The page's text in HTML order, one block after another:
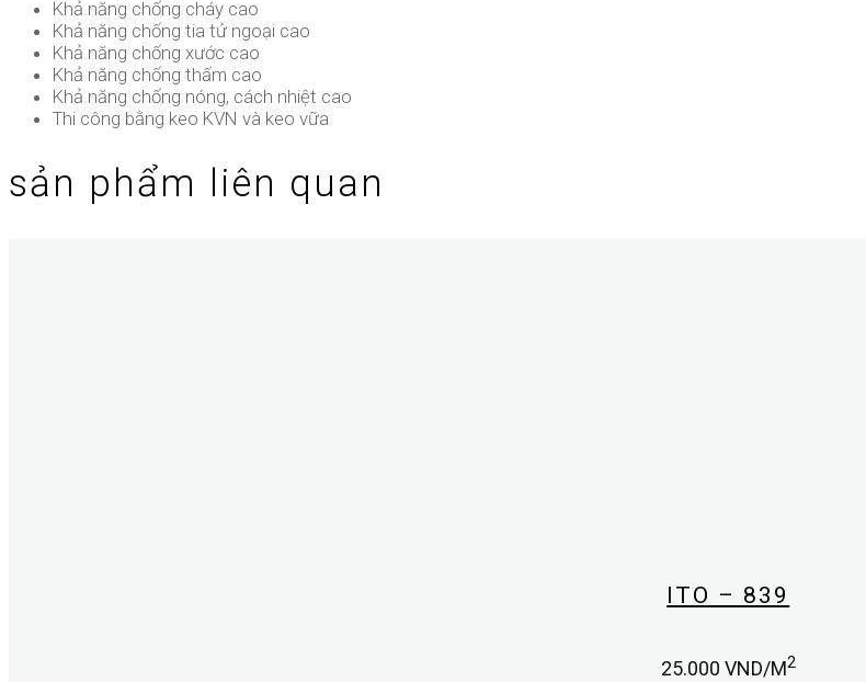
Khả năng chống cháy cao
Khả năng chống tia tử ngoại cao
Khả năng chống xước cao
Khả năng chống thấm cao
Khả năng chống nóng, cách nhiệt cao
Thi công bằng keo KVN và keo vữa
sản phẩm liên quan
ITO – 839
25.000 VND/M2